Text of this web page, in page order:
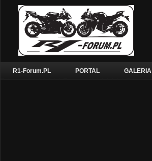
R1-Forum.PL PORTAL GALERIA